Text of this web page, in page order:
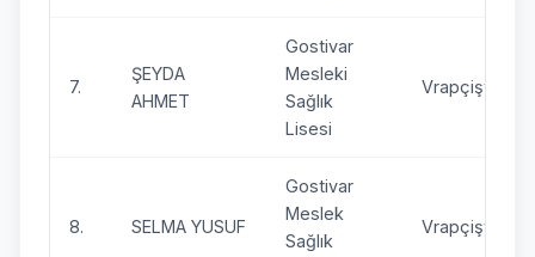
7.
ŞEYDA
AHMET
Gostivar
Mesleki
Sağlık
Lisesi
Vrapçişte
8. SELMA YUSUF
Gostivar
Meslek
Sağlık
Vrapçişte